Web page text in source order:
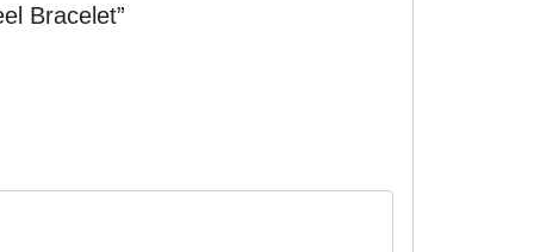
Bracelet”